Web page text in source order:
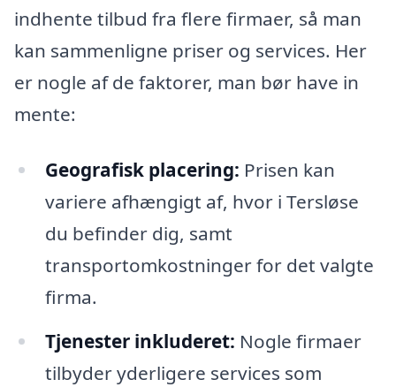
indhente tilbud fra flere firmaer, så man
kan sammenligne priser og services. Her
er nogle af de faktorer, man bør have in
mente:
Geografisk placering: Prisen kan
variere afhængigt af, hvor i Tersløse
du befinder dig, samt
transportomkostninger for det valgte
firma.
Tjenester inkluderet: Nogle firmaer
tilbyder yderligere services som